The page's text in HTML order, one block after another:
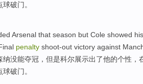
球破门。
Arsenal that season but Cole showed his
penalty shoot-out victory against
纳没能夺冠 ， 但是科尔展示出了他的个性 ，
球破门。